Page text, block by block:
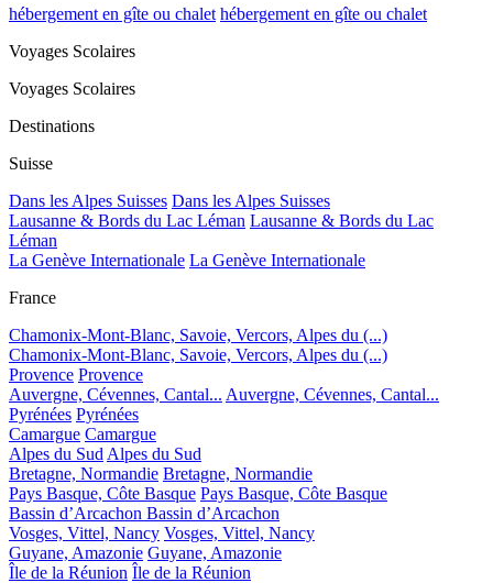
hébergement en gîte ou chalet hébergement en gîte ou chalet
Voyages Scolaires
Voyages Scolaires
Destinations
Suisse
Dans les Alpes Suisses Dans les Alpes Suisses
Lausanne & Bords du Lac Léman Lausanne & Bords du Lac
Léman
La Genève Internationale La Genève Internationale
France
Chamonix-Mont-Blanc, Savoie, Vercors, Alpes du (...)
Chamonix-Mont-Blanc, Savoie, Vercors, Alpes du (...)
Provence Provence
Auvergne, Cévennes, Cantal... Auvergne, Cévennes, Cantal...
Pyrénées Pyrénées
Camargue Camargue
Alpes du Sud Alpes du Sud
Bretagne, Normandie Bretagne, Normandie
Pays Basque, Côte Basque Pays Basque, Côte Basque
Bassin d’Arcachon Bassin d’Arcachon
Vosges, Vittel, Nancy Vosges, Vittel, Nancy
Guyane, Amazonie Guyane, Amazonie
Île de la Réunion Île de la Réunion